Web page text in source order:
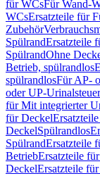
für WCsFür Wand-
WCsErsatzteile für
Zubehör
SpülrandErsatzteile
SpülrandOhne
Betrieb, spülrandlos
spülrandlosFür AP-
oder UP-
für Mit integrierter
für Deckel
DeckelSpülrandlos
SpülrandErsatzteile
BetriebErsatzteile
DeckelErsatzteile